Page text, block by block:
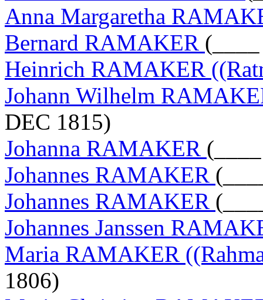
Anna Margaretha
Bernard RAMAKER
Heinrich RAMAKER
Johann Wilhelm
DEC 1815)
Johanna RAMAKER
Johannes RAMAKER
Johannes RAMAKER
Johannes Janssen
Maria RAMAKER
1806)